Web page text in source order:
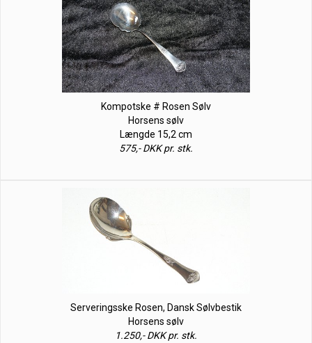
Kompotske # Rosen Sølv
Horsens sølv
Længde 15,2 cm
575,- DKK pr. stk.
Serveringsske Rosen, Dansk Sølvbestik
Horsens sølv
1.250,- DKK pr. stk.